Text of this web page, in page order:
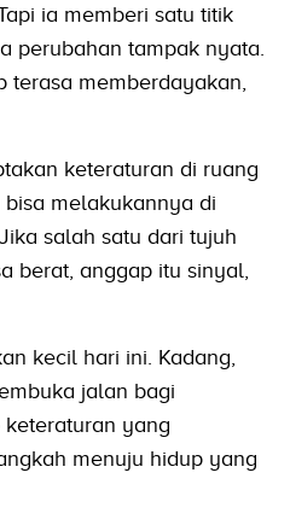
ia memberi satu titik
perubahan tampak nyata.
terasa memberdayakan,
keteraturan di ruang
melakukannya di
salah satu dari tujuh
berat, anggap itu sinyal,
kecil hari ini. Kadang,
jalan bagi
keteraturan yang
menuju hidup yang